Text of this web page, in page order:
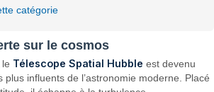
catégorie
sur le cosmos
Télescope Spatial Hubble est devenu
plus influents de l’astronomie moderne. Placé